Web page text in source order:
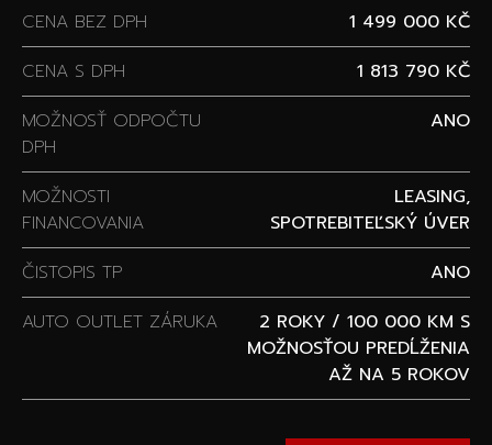
CENA BEZ DPH
1 499 000 KČ
CENA S DPH
1 813 790 KČ
MOŽNOSŤ ODPOČTU
DPH
ANO
MOŽNOSTI
FINANCOVANIA
LEASING,
SPOTREBITEĽSKÝ ÚVER
ČISTOPIS TP
ANO
AUTO OUTLET ZÁRUKA
2 ROKY / 100 000 KM S
MOŽNOSŤOU PREDĹŽENIA
AŽ NA 5 ROKOV